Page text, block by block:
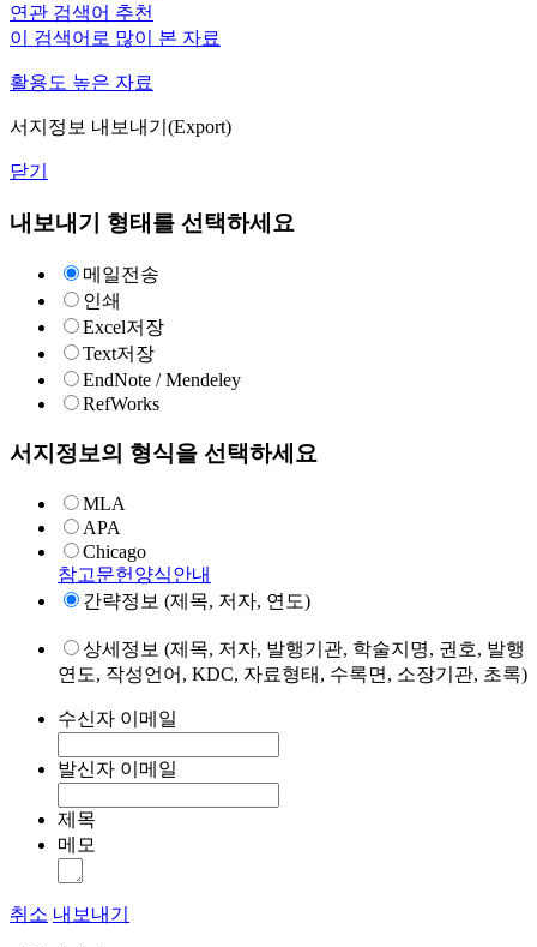
연관 검색어 추천
이 검색어로 많이 본 자료
활용도 높은 자료
서지정보 내보내기(Export)
닫기
내보내기 형태를 선택하세요
메일전송
인쇄
Excel저장
Text저장
EndNote / Mendeley
RefWorks
서지정보의 형식을 선택하세요
MLA
APA
Chicago
참고문헌양식안내
간략정보 (제목, 저자, 연도)
상세정보 (제목, 저자, 발행기관, 학술지명, 권호, 발행
연도, 작성언어, KDC, 자료형태, 수록면, 소장기관, 초록)
수신자 이메일
발신자 이메일
제목
메모
취소 내보내기